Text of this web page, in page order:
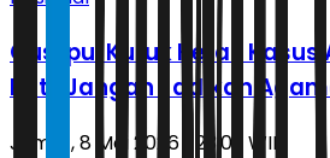
Gus Ipul Kutuk Keras Kasus
Pati: Jangan Jadikan
Jumat, 8 Mei 2026 | 23.09 WIB